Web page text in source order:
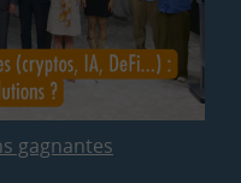
gagnantes